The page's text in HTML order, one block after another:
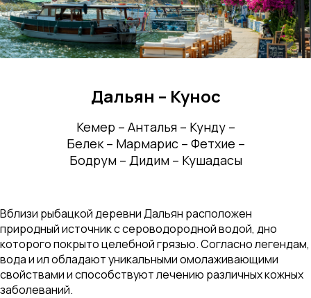
Дальян – Кунос
Кемер – Анталья – Кунду –
Белек – Мармарис – Фетхие –
Бодрум – Дидим – Кушадасы
Вблизи рыбацкой деревни Дальян расположен
природный источник с сероводородной водой, дно
которого покрыто целебной грязью. Согласно легендам,
вода и ил обладают уникальными омолаживающими
свойствами и способствуют лечению различных кожных
заболеваний.